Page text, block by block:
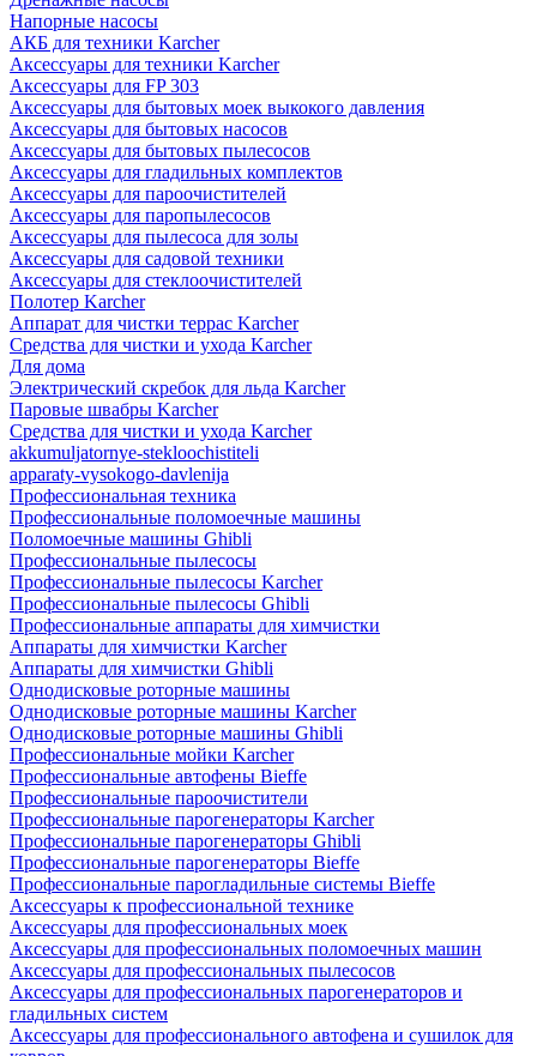
Напорные насосы
АКБ для техники Karcher
Аксессуары для техники Karcher
Аксессуары для FP 303
Аксессуары для бытовых моек выкокого давления
Аксессуары для бытовых насосов
Аксессуары для бытовых пылесосов
Аксессуары для гладильных комплектов
Аксессуары для пароочистителей
Аксессуары для паропылесосов
Аксессуары для пылесоса для золы
Аксессуары для садовой техники
Аксессуары для стеклоочистителей
Полотер Karcher
Аппарат для чистки террас Karcher
Средства для чистки и ухода Karcher
Для дома
Электрический скребок для льда Karcher
Паровые швабры Karcher
Средства для чистки и ухода Karcher
akkumuljatornye-stekloochistiteli
apparaty-vysokogo-davlenija
Профессиональная техника
Профессиональные поломоечные машины
Поломоечные машины Ghibli
Профессиональные пылесосы
Профессиональные пылесосы Karcher
Профессиональные пылесосы Ghibli
Профессиональные аппараты для химчистки
Аппараты для химчистки Karcher
Аппараты для химчистки Ghibli
Однодисковые роторные машины
Однодисковые роторные машины Karcher
Однодисковые роторные машины Ghibli
Профессиональные мойки Karcher
Профессиональные автофены Bieffe
Профессиональные пароочистители
Профессиональные парогенераторы Karcher
Профессиональные парогенераторы Ghibli
Профессиональные парогенераторы Bieffe
Профессиональные парогладильные системы Bieffe
Аксессуары к профессиональной технике
Аксессуары для профессиональных моек
Аксессуары для профессиональных поломоечных машин
Аксессуары для профессиональных пылесосов
Аксессуары для профессиональных парогенераторов и
гладильных систем
Аксессуары для профессионального автофена и сушилок для